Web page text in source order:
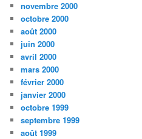
novembre 2000
octobre 2000
août 2000
juin 2000
avril 2000
mars 2000
février 2000
janvier 2000
octobre 1999
septembre 1999
août 1999